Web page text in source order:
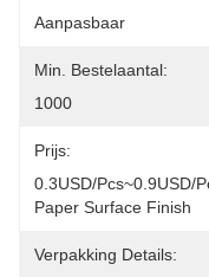
Aanpasbaar
Min. Bestelaantal:
1000
Prijs:
0.3USD/pcs~0.9USD/
Paper Surface Finish
Verpakking Details: